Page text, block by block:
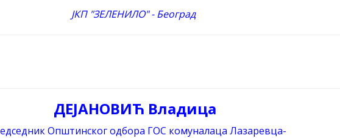
ЈКП "ЗЕЛЕНИЛО" - Београд
ДЕЈАНОВИЋ Владица
Општинског одбора ГОС комуналаца Лазаревца-